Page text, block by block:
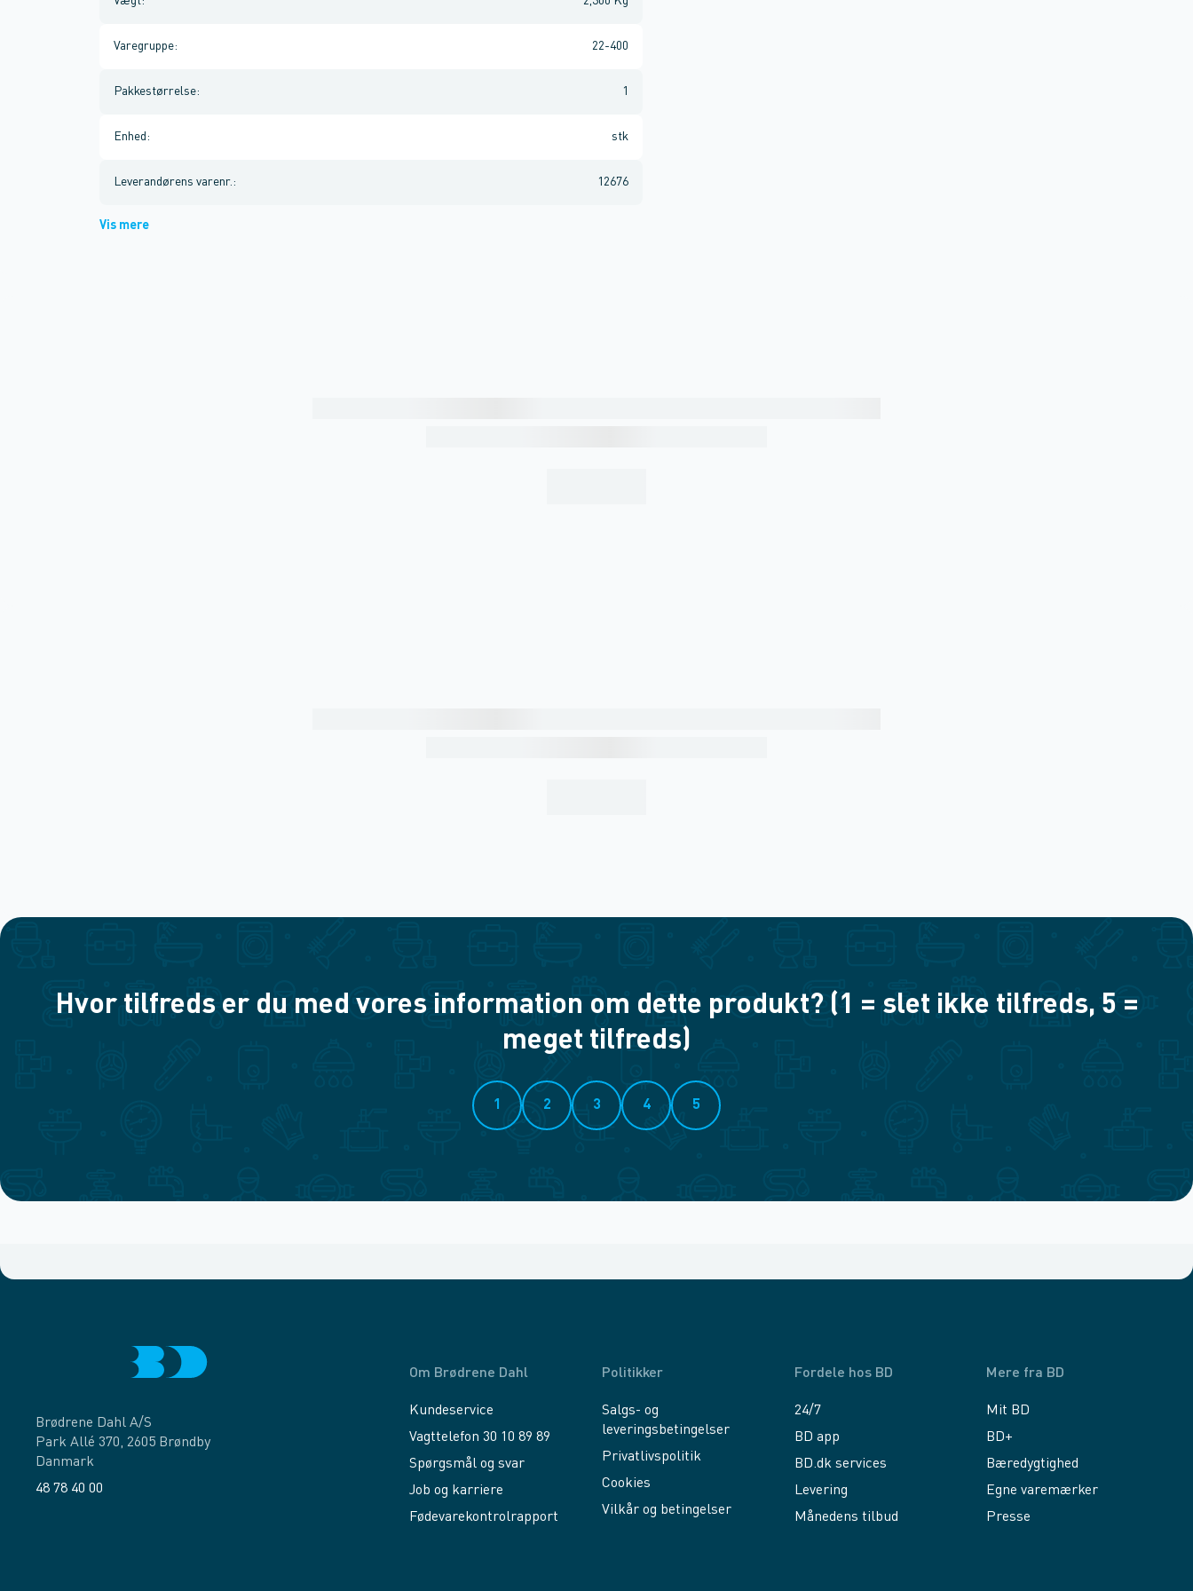
Varegruppe: 22-400
Pakkestørrelse: 1
Enhed : stk
Leverandørens varenr. : 12676
Vis mere
Hvor tilfreds er du med vores information om dette produkt? (1 = slet ikke tilfreds, 5 =
meget tilfreds)
1 2 3 4 5
Brødrene Dahl A/S
Park Allé 370, 2605 Brøndby
Danmark
48 78 40 00
Om Brødrene Dahl
Kundeservice
Vagttelefon 30 10 89 89
Spørgsmål og svar
Job og karriere
Fødevarekontrolrapport
Politikker
Salgs- og
leveringsbetingelser
Privatlivspolitik
Cookies
Vilkår og betingelser
Fordele hos BD
24/7
BD app
BD.dk services
Levering
Månedens tilbud
Mere fra BD
Mit BD
BD+
Bæredygtighed
Egne varemærker
Presse